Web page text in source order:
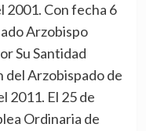
2001. Con fecha 6
Arzobispo
Su Santidad
del Arzobispado de
2011. El 25 de
Ordinaria de